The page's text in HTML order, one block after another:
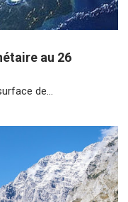
au 26
de...